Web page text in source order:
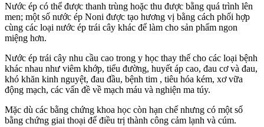
Nước ép có thể được thanh trùng hoặc thu được bằng quá trình lên
men; một số nước ép Noni được tạo hương vị bằng cách phối hợp
cùng các loại nước ép trái cây khác để làm cho sản phẩm ngon
miệng hơn.
Nước ép trái cây nhu cầu cao trong y học thay thế cho các loại bệnh
khác nhau như viêm khớp, tiểu đường, huyết áp cao, đau cơ và đau,
khó khăn kinh nguyệt, đau đầu, bệnh tim , tiêu hóa kém, xơ vữa
động mạch, các vấn đề về mạch máu và nghiện ma túy.
Mặc dù các bằng chứng khoa học còn hạn chế nhưng có một số
bằng chứng giai thoại để điều trị thành công cảm lạnh và cúm.